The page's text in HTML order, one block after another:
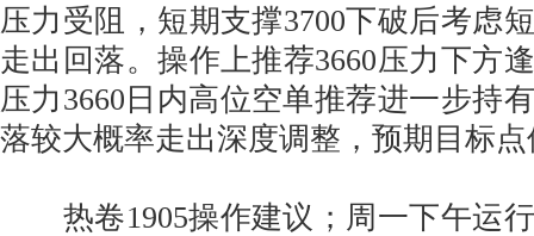
压力受阻，短期支撑3700下破后考虑
走出回落。操作上推荐3660压力下方
压力3660日内高位空单推荐进一步持
落较大概率走出深度调整，预期目标点
热卷1905操作建议；周一下午运